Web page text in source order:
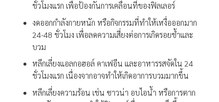
ชั่วโมงแรก เพื่อป้องกันการเคลื่อนที่ของฟิลเลอร์
งดออกกำลังกายหนัก หรือกิจกรรมที่ทำให้เหงื่อออกมาก
24-48 ชั่วโมง เพื่อลดความเสี่ยงต่อการเกิดรอยช้ำและ
บวม
หลีกเลี่ยงแอลกอฮอล์ คาเฟอีน และอาหารรสจัดใน 24
ชั่วโมงแรก เนื่องจากอาจทำให้เกิดอาการบวมมากขึ้น
หลีกเลี่ยงความร้อน เช่น ซาวน่า อบไอน้ำ หรือการตาก